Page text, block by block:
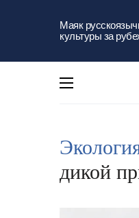
Маяк
культуры за
дикой